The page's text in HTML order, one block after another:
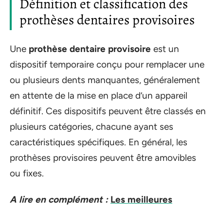
Définition et classification des
prothèses dentaires provisoires
Une prothèse dentaire provisoire est un
dispositif temporaire conçu pour remplacer une
ou plusieurs dents manquantes, généralement
en attente de la mise en place d’un appareil
définitif. Ces dispositifs peuvent être classés en
plusieurs catégories, chacune ayant ses
caractéristiques spécifiques. En général, les
prothèses provisoires peuvent être amovibles
ou fixes.
A lire en complément : Les meilleures